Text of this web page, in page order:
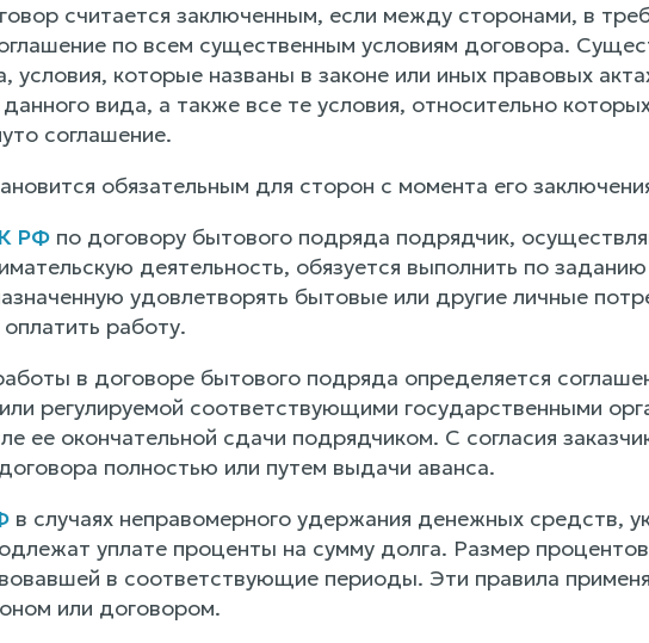
считается заключенным, если между сторонами, в
по всем существенным условиям договора.
условия, которые названы в законе или иных правовых
вида, а также все те условия, относительно
соглашение.
обязательным для сторон с момента его
РФпо договору бытового подряда подрядчик,
деятельность, обязуется выполнить по
удовлетворять бытовые или другие личные
работу.
в договоре бытового подряда определяется
регулируемой соответствующими государственными
ее окончательной сдачи подрядчиком. С согласия
полностью или путем выдачи аванса.
в случаях неправомерного удержания денежных средств,
уплате проценты на сумму долга. Размер
в соответствующие периоды. Эти правила
или договором.